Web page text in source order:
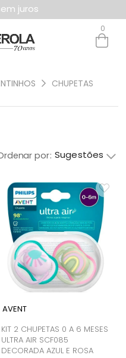
ou cpf/cnpj
juros
na loja
0
CHUPETAS
Sugestões
por:
AVENT
KIT 2 CHUPETAS 0 A 6 MESES
ULTRA AIR SCF085
DECORADA AZUL E ROSA